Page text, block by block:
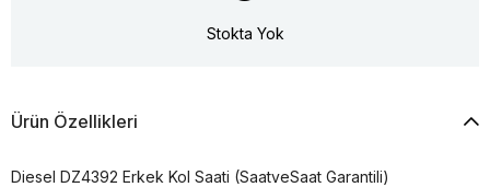
Stokta Yok
Ürün Özellikleri
Diesel DZ4392 Erkek Kol Saati (SaatveSaat Garantili)